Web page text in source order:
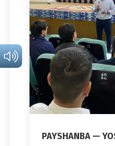
PAYSHANBA —